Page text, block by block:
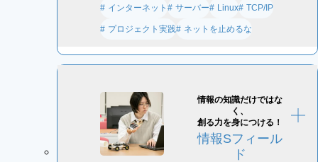
インターネット サーバー Linux TCP/IP
プロジェクト実践 ネットを止めるな
情報の知識だけではな
く、
創る力を身につける！
情報Sフィール
ド